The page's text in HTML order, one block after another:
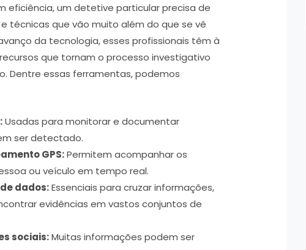
eficiência, um detetive particular precisa de
técnicas que vão muito além do que se vê
da tecnologia, esses profissionais têm à
que tornam o processo investigativo
Dentre essas ferramentas, podemos
Usadas para monitorar e documentar
ser detectado.
GPS:Permitem acompanhar os
ou veículo em tempo real.
dados:Essenciais para cruzar informações,
evidências em vastos conjuntos de
sociais:Muitas informações podem ser